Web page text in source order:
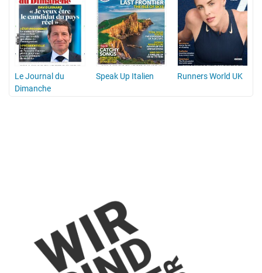
Le Journal du
Dimanche
Speak Up Italien Runners World UK